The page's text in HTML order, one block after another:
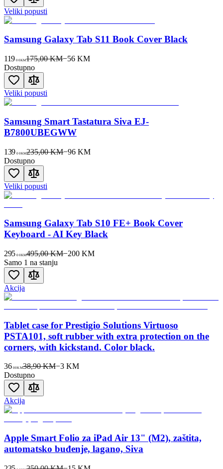
Veliki popusti
Samsung Galaxy Tab S11 Book Cover Black
119 00KM175,00 KM−56 KM
Dostupno
Veliki popusti
Samsung Smart Tastatura Siva EJ-
B7800UBEGWW
139 00KM235,00 KM−96 KM
Dostupno
Veliki popusti
Samsung Galaxy Tab S10 FE+ Book Cover
Keyboard - AI Key Black
295 00KM495,00 KM−200 KM
Samo 1 na stanju
Akcija
Tablet case for Prestigio Solutions Virtuoso
PSTA101, soft rubber with extra protection on the
corners, with kickstand. Color black.
36 00KM38,90 KM−3KM
Dostupno
Akcija
Apple Smart Folio za iPad Air 13" (M2), zaštita,
automatsko buđenje, lagano, Siva